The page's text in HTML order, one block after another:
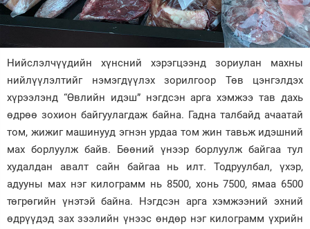
Дэлхий
Энтертайнмэнт
Зурхай
Нийслэлчүүдийн хүнсний хэрэгцээнд зориулан махны
нийлүүлэлтийг нэмэгдүүлэх зорилгоор Төв цэнгэлдэх
хүрээлэнд “Өвлийн идэш” нэгдсэн арга хэмжээ тав дахь
өдрөө зохион байгуулагдаж байна. Гадна талбайд ачаатай
том, жижиг машинууд эгнэн урдаа том жин тавьж идэшний
мах борлуулж байв. Бөөний үнээр борлуулж байгаа тул
худалдан авалт сайн байгаа нь илт. Тодруулбал, үхэр,
адууны мах нэг килограмм нь 8500, хонь 7500, ямаа 6500
төгрөгийн үнэтэй байна. Нэгдсэн арга хэмжээний эхний
өдрүүдэд зах зээлийн үнээс өндөр нэг килограмм үхрийн